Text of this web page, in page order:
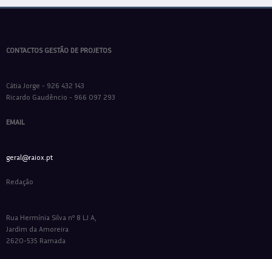
CONTACTOS GESTÃO DE PROJETOS
Cátia Jorge - 926 432 143
Ricardo Gaudêncio - 966 097 293
EMAIL
geral@raiox.pt
Redação
Rua Hermínia Silva nº 8 LJ A,
Jardim da Amoreira
2620-535 Ramada